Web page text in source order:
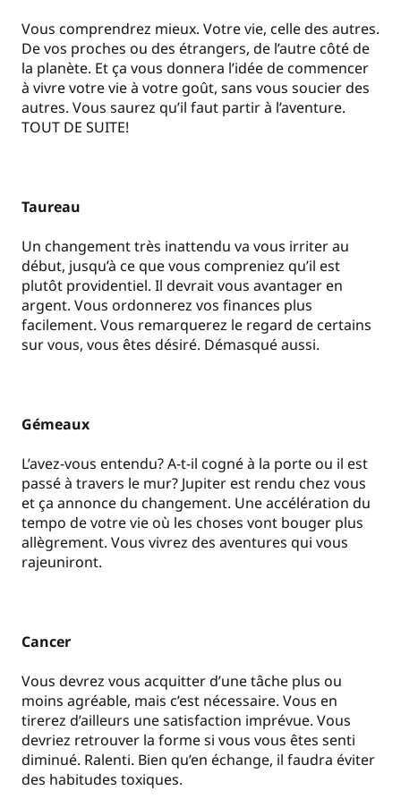
Vous comprendrez mieux. Votre vie, celle des autres.
De vos proches ou des étrangers, de l’autre côté de
la planète. Et ça vous donnera l’idée de commencer
à vivre votre vie à votre goût, sans vous soucier des
autres. Vous saurez qu’il faut partir à l’aventure.
TOUT DE SUITE!
Taureau
Un changement très inattendu va vous irriter au
début, jusqu’à ce que vous compreniez qu’il est
plutôt providentiel. Il devrait vous avantager en
argent. Vous ordonnerez vos finances plus
facilement. Vous remarquerez le regard de certains
sur vous, vous êtes désiré. Démasqué aussi.
Gémeaux
L’avez-vous entendu? A-t-il cogné à la porte ou il est
passé à travers le mur? Jupiter est rendu chez vous
et ça annonce du changement. Une accélération du
tempo de votre vie où les choses vont bouger plus
allègrement. Vous vivrez des aventures qui vous
rajeuniront.
Cancer
Vous devrez vous acquitter d’une tâche plus ou
moins agréable, mais c’est nécessaire. Vous en
tirerez d’ailleurs une satisfaction imprévue. Vous
devriez retrouver la forme si vous vous êtes senti
diminué. Ralenti. Bien qu’en échange, il faudra éviter
des habitudes toxiques.